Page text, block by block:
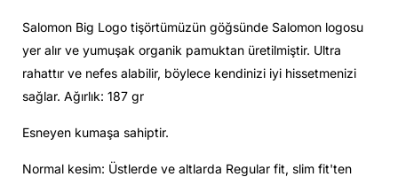
Salomon Big Logo tişörtümüzün göğsünde Salomon logosu
yer alır ve yumuşak organik pamuktan üretilmiştir. Ultra
rahattır ve nefes alabilir, böylece kendinizi iyi hissetmenizi
sağlar. Ağırlık: 187 gr
Esneyen kumaşa sahiptir.
Normal kesim: Üstlerde ve altlarda Regular fit, slim fit'ten